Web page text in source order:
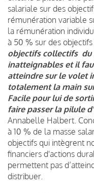
salariale sur des
rémunération variable
la rémunération
à 50 % sur des
objectifs collectifs du
inatteignables et il
atteindre sur le volet
totalement la main
Facile pour lui de
faire passer la pilule
Annabelle Halbert.
à 10 % de la masse
objectifs qui intègrent
financiers d'actions
permettent pas
distribuer.